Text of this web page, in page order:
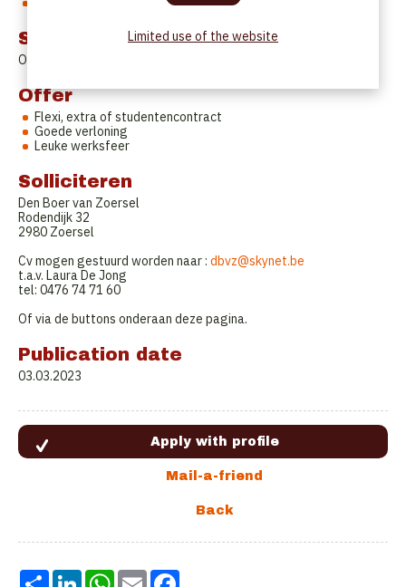
Start date
Onmiddellijk.
Offer
Flexi, extra of studentencontract
Goede verloning
Leuke werksfeer
Solliciteren
Den Boer van Zoersel
Rodendijk 32
2980 Zoersel
Cv mogen gestuurd worden naar : dbvz@skynet.be
t.a.v. Laura De Jong
tel: 0476 74 71 60
Of via de buttons onderaan deze pagina.
Publication date
03.03.2023
Share LinkedInWhatsApp
Email
Limited use of the website